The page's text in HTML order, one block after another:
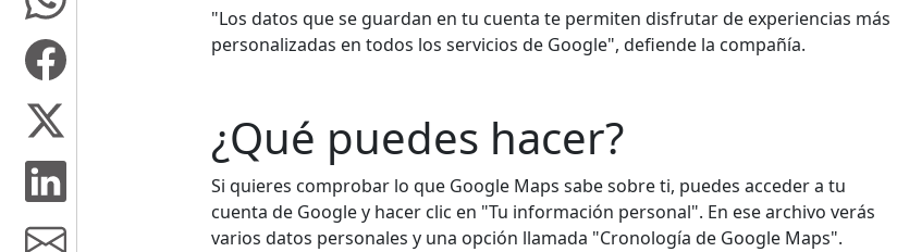
"Los datos que se guardan en tu cuenta te permiten disfrutar de experiencias más
personalizadas en todos los servicios de Google", defiende la compañía.
¿Qué puedes hacer?
Si quieres comprobar lo que Google Maps sabe sobre ti, puedes acceder a tu
cuenta de Google y hacer clic en "Tu información personal". En ese archivo verás
varios datos personales y una opción llamada "Cronología de Google Maps".